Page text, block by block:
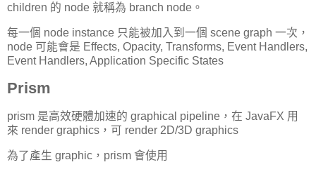
children 的 node 就稱為 branch node。
每一個 node instance 只能被加入到一個 scene graph 一次，
node 可能會是 Effects, Opacity, Transforms, Event Handlers,
Event Handlers, Application Specific States
Prism
prism 是高效硬體加速的 graphical pipeline，在 JavaFX 用
來 render graphics，可 render 2D/3D graphics
為了產生 graphic，prism 會使用